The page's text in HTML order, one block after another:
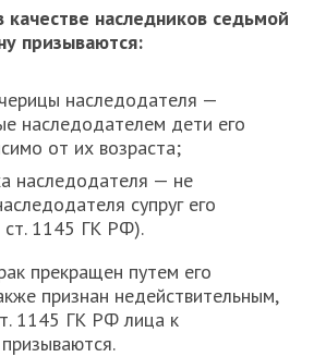
качестве наследников седьмой
призываются:
наследодателя —
наследодателем дети его
от их возраста;
наследодателя — не
супруг его
ст. 1145 ГК РФ).
прекращен путем его
признан недействительным,
1145 ГК РФ лица к